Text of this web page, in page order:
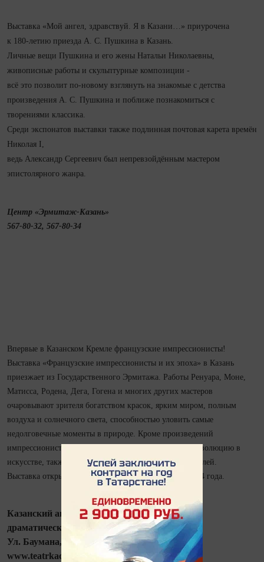
Выставка «Мой ангел, здравствуй. Я в Казани…» приурочена
к 180-летию приезда А. С. Пушкина в Казань.
Личные вещи Пушкина и его жены Натальи Николаевны,
живописные работы и скульптурные композиции -
всё это позволит по-новому взглянуть на знакомые с детства
произведения А. С. Пушкина и поближе познакомиться с
творениями классика.
Среди экспонатов выставки также подлинная почтовая карета времён
Николая I,
ведь Александр Сергеевич был непревзойдённым мастером
эпистолярного жанра.
Центр «Эрмитаж-Казань»
567-80-32, 567-80-34
Впервые в Казанском Кремле французские импрессионисты!
Выставка «Французские импрессионисты и их эпоха» в Казань
приезжает из Государственного Эрмитажа. Работы Ренуара, Моне,
Матисса, Родена, Дега, Гогена и многих других мастеров
очаровывают зрителя богатством красок, ярким миром, полным
воздуха и солнечного света, способностью уловить самые
недолговечные моменты в природе. Кроме произведений
импрессионистов, которые произвели в своё время революцию в
искусстве, также представлены работы их последователей.
Выставка открыта с 12 октября 2013 по 25февраля 2014 года.
Казанский академический русский Большой
драматический театр им. В.И. Качалова
Ул. Баумана, 48 Тел.: 292-34-83, 292-54-81
www.teatrkachalov.ru